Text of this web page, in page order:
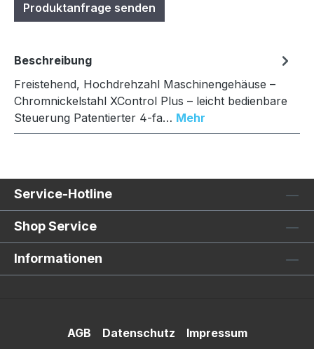
Produktanfrage senden
Beschreibung
Freistehend, Hochdrehzahl Maschinengehäuse –
Chromnickelstahl XControl Plus – leicht bedienbare
Steuerung Patentierter 4-fa… Mehr
Service-Hotline
Shop Service
Informationen
AGB Datenschutz Impressum